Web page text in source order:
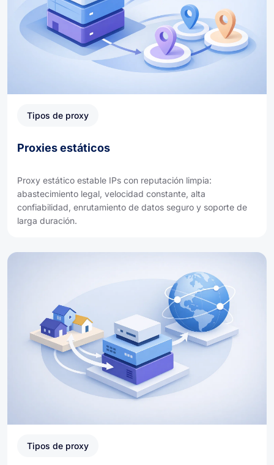
Tipos de proxy
Proxies estáticos
Proxy estático estable IPs con reputación limpia:
abastecimiento legal, velocidad constante, alta
confiabilidad, enrutamiento de datos seguro y soporte de
larga duración.
Tipos de proxy